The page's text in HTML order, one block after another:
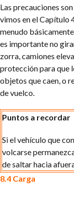
Las precauciones
vimos en el Capítulo
menudo
es importante no
zorra, camiones
protección para que
objetos que caen, o
de vuelco.
Puntos a recordar
Si el vehículo que
volcarse
de saltar hacia
8.4 Carga